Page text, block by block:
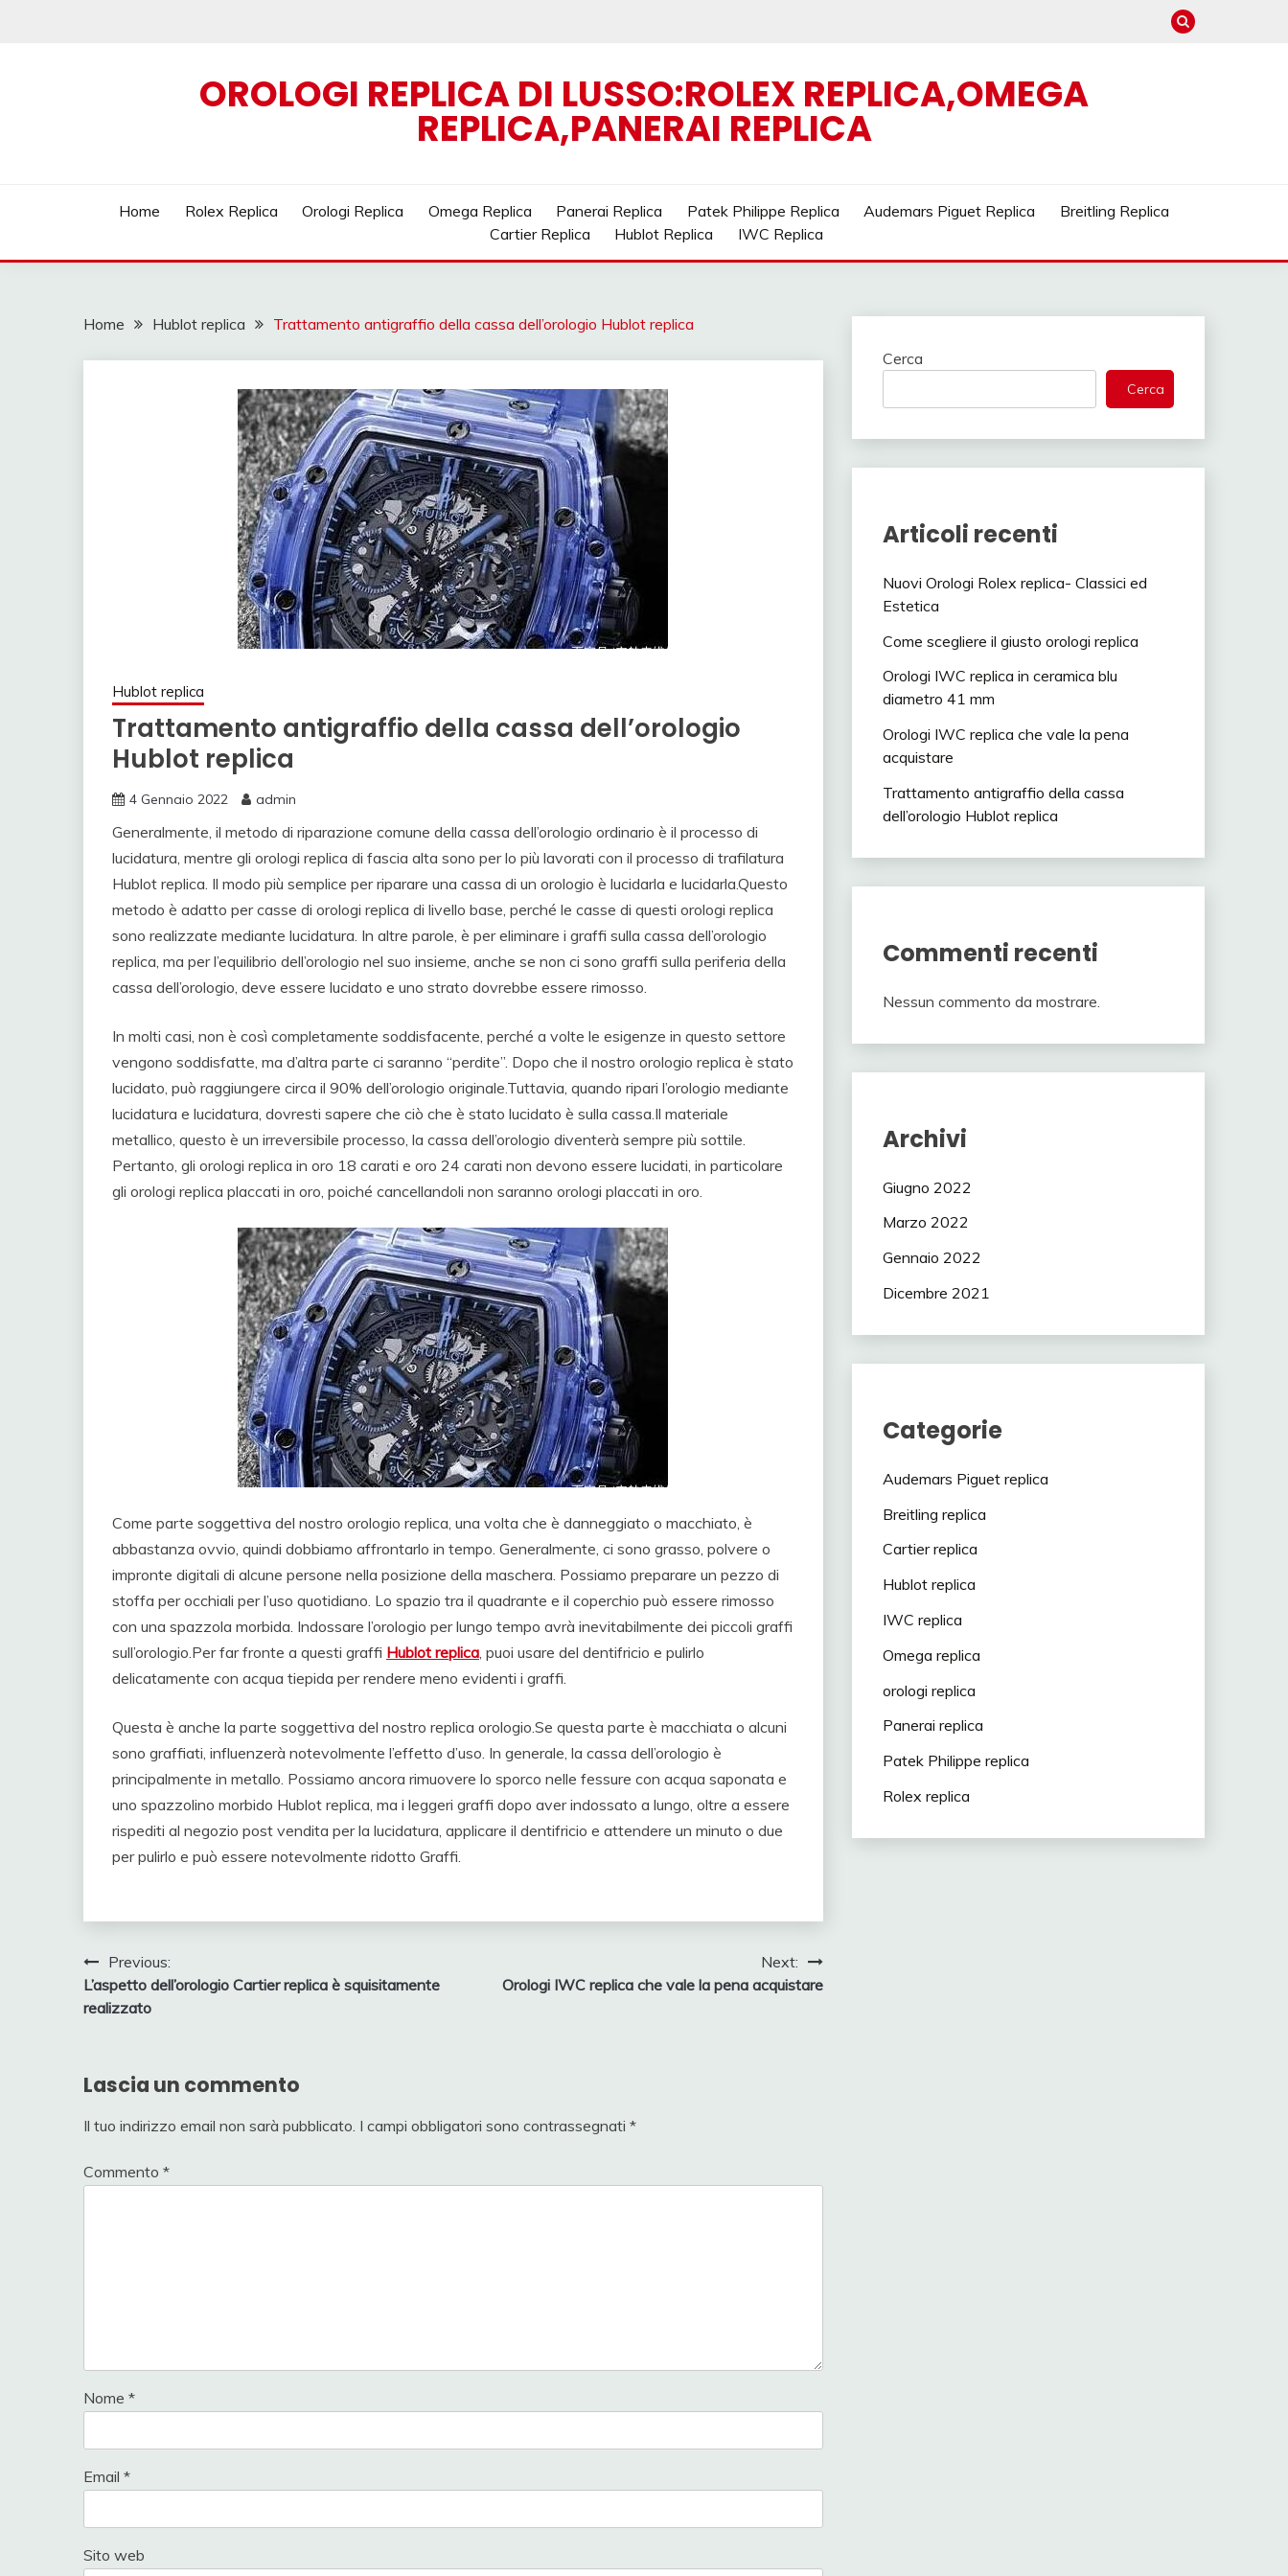
OROLOGI REPLICA DI LUSSO:ROLEX REPLICA,OMEGA
REPLICA,PANERAI REPLICA
Home Rolex Replica Orologi Replica Omega Replica Panerai Replica Patek Philippe Replica Audemars Piguet Replica
Breitling Replica
Cartier Replica
Hublot Replica IWC Replica
Home Hublot replica Trattamento antigraffio della cassa dell’orologio Hublot replica
Hublot replica
Trattamento antigraffio della cassa dell’orologio
Hublot replica
4 Gennaio 2022 admin
Generalmente, il metodo di riparazione comune della cassa dell’orologio ordinario è il processo di
lucidatura, mentre gli orologi replica di fascia alta sono per lo più lavorati con il processo di trafilatura
Hublot replica. Il modo più semplice per riparare una cassa di un orologio è lucidarla e lucidarla.Questo
metodo è adatto per casse di orologi replica di livello base, perché le casse di questi orologi replica
sono realizzate mediante lucidatura. In altre parole, è per eliminare i graffi sulla cassa dell’orologio
replica, ma per l’equilibrio dell’orologio nel suo insieme, anche se non ci sono graffi sulla periferia della
cassa dell’orologio, deve essere lucidato e uno strato dovrebbe essere rimosso.
In molti casi, non è così completamente soddisfacente, perché a volte le esigenze in questo settore
vengono soddisfatte, ma d’altra parte ci saranno “perdite”. Dopo che il nostro orologio replica è stato
lucidato, può raggiungere circa il 90% dell’orologio originale.Tuttavia, quando ripari l’orologio mediante
lucidatura e lucidatura, dovresti sapere che ciò che è stato lucidato è sulla cassa.Il materiale
metallico, questo è un irreversibile processo, la cassa dell’orologio diventerà sempre più sottile.
Pertanto, gli orologi replica in oro 18 carati e oro 24 carati non devono essere lucidati, in particolare
gli orologi replica placcati in oro, poiché cancellandoli non saranno orologi placcati in oro.
Come parte soggettiva del nostro orologio replica, una volta che è danneggiato o macchiato, è
abbastanza ovvio, quindi dobbiamo affrontarlo in tempo. Generalmente, ci sono grasso, polvere o
impronte digitali di alcune persone nella posizione della maschera. Possiamo preparare un pezzo di
stoffa per occhiali per l’uso quotidiano. Lo spazio tra il quadrante e il coperchio può essere rimosso
con una spazzola morbida. Indossare l’orologio per lungo tempo avrà inevitabilmente dei piccoli graffi
sull’orologio.Per far fronte a questi graffi Hublot replica, puoi usare del dentifricio e pulirlo
delicatamente con acqua tiepida per rendere meno evidenti i graffi.
Questa è anche la parte soggettiva del nostro replica orologio.Se questa parte è macchiata o alcuni
sono graffiati, influenzerà notevolmente l’effetto d’uso. In generale, la cassa dell’orologio è
principalmente in metallo. Possiamo ancora rimuovere lo sporco nelle fessure con acqua saponata e
uno spazzolino morbido Hublot replica, ma i leggeri graffi dopo aver indossato a lungo, oltre a essere
rispediti al negozio post vendita per la lucidatura, applicare il dentifricio e attendere un minuto o due
per pulirlo e può essere notevolmente ridotto Graffi.
Navigazione
articoli
Previous:
L’aspetto dell’orologio Cartier replica è squisitamente
realizzato
Next:
Orologi IWC replica che vale la pena acquistare
Lascia un commento
Il tuo indirizzo email non sarà pubblicato. I campi obbligatori sono contrassegnati *
Commento *
Nome *
Email *
Sito web
Cerca
Cerca
Articoli recenti
Nuovi Orologi Rolex replica- Classici ed
Estetica
Come scegliere il giusto orologi replica
Orologi IWC replica in ceramica blu
diametro 41 mm
Orologi IWC replica che vale la pena
acquistare
Trattamento antigraffio della cassa
dell’orologio Hublot replica
Commenti recenti
Nessun commento da mostrare.
Archivi
Giugno 2022
Marzo 2022
Gennaio 2022
Dicembre 2021
Categorie
Audemars Piguet replica
Breitling replica
Cartier replica
Hublot replica
IWC replica
Omega replica
orologi replica
Panerai replica
Patek Philippe replica
Rolex replica